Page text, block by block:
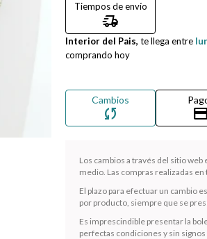
Tiempos de envío
delivery_truck_speed
Interior del Pais, te llega entre
comprando hoy
Cambios
sync credit_card
Los cambios a través del sitio
medio. Las compras realizadas
El plazo para efectuar un cambio
por producto, siempre que se
Es imprescindible presentar la
perfectas condiciones y sin